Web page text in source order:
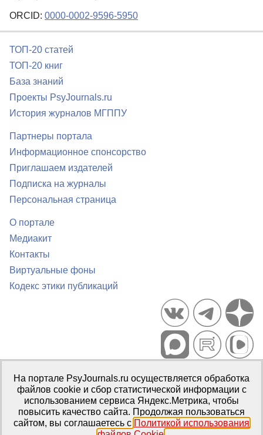
ORCID: 0000-0002-9596-5950
ТОП-20 статей
ТОП-20 книг
База знаний
Проекты PsyJournals.ru
История журналов МГППУ
Партнеры портала
Информационное спонсорство
Приглашаем издателей
Подписка на журналы
Персональная страница
О портале
Медиакит
Контакты
Виртуальные фоны
Кодекс этики публикаций
Портал психологических изданий PsyJournals.ru, 2007–2026
Правила использования материалов
Свидетельство регистрации СМИЭл № ФС77-66447 от 14 июля
2016 г.
Издатель: ФГБОУ ВО МГППУ
На портале PsyJournals.ru осуществляется обработка
файлов cookie и сбор статистической информации с
использованием сервиса Яндекс.Метрика, чтобы
повысить качество сайта. Продолжая пользоваться
сайтом, вы соглашаетесь с Политикой использования